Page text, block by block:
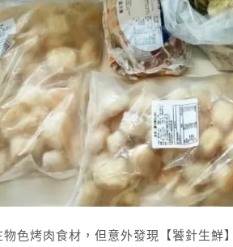
色烤肉食材，但意外發現【饕針生鮮